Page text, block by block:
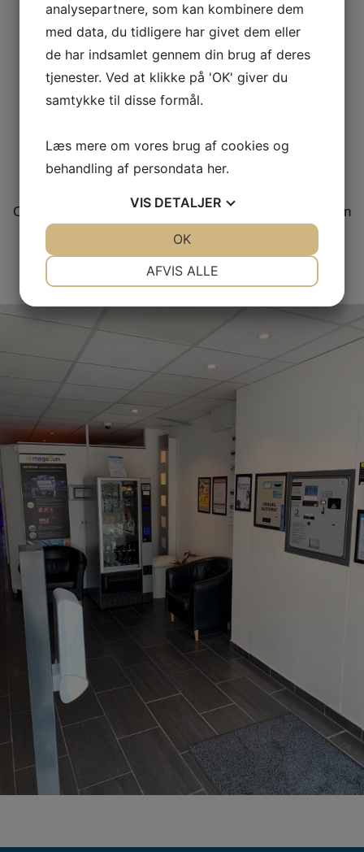
SOLBEHANDLINGER
Solbehandlinger i de nyeste & bedste solarier.
SOLKOSMETIK
Collagen – naturlig & smukke anti-age- behandling uden
kiurgi.
analysepartnere, som kan kombinere dem
med data, du tidligere har givet dem eller
de har indsamlet gennem din brug af deres
tjenester. Ved at klikke på 'OK' giver du
samtykke til disse formål.
Læs mere om vores brug af cookies og
behandling af persondata her.
VIS DETALJER
STATISTIK
AFVIS ALLE
OK